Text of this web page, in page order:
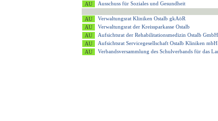
Ausschuss für Soziales und Gesundheit
Verwaltungsrat Kliniken Ostalb gkAöR
Verwaltungsrat der Kreissparkasse Ostalb
Aufsichtsrat der Rehabilitationsmedizin Ostalb GmbH
Aufsichtsrat Servicegesellschaft Ostalb Kliniken mbH
Verbandsversammlung des Schulverbands für das